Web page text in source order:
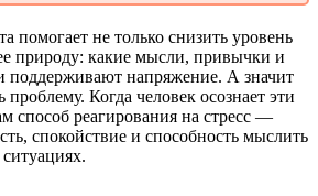
помогает не только снизить уровень
природу: какие мысли, привычки и
поддерживают напряжение. А значит
Когда человек осознает эти
способ реагирования на стресс —
спокойствие и способность мыслить